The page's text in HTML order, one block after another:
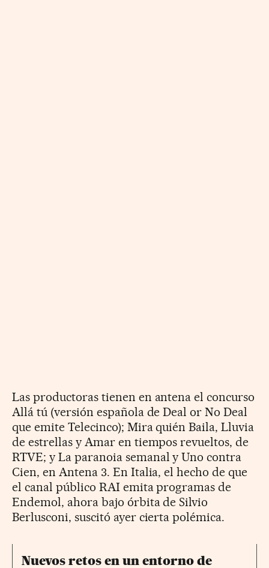
Las productoras tienen en antena el concurso
Allá tú (versión española de Deal or No Deal
que emite Telecinco); Mira quién Baila, Lluvia
de estrellas y Amar en tiempos revueltos, de
RTVE; y La paranoia semanal y Uno contra
Cien, en Antena 3. En Italia, el hecho de que
el canal público RAI emita programas de
Endemol, ahora bajo órbita de Silvio
Berlusconi, suscitó ayer cierta polémica.
Nuevos retos en un entorno de